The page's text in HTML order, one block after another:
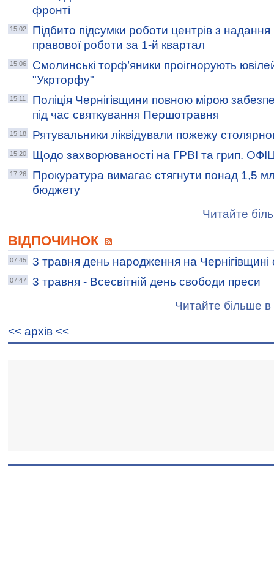
фронті
15:02
Підбито підсумки роботи центрів з надання
правової роботи за 1-й квартал
15:06
Смолинські торф’яники проігнорують
"Укрторфу"
15:11
Поліція Чернігівщини повною мірою
під час святкування Першотравня
15:18 Рятувальники ліквідували пожежу
15:20 Щодо захворюваності на ГРВІ та грип.
17:26
Прокуратура вимагає стягнути понад 1,5
бюджету
Читайте
ВІДПОЧИНОК
07:45 3 травня день народження на Чернігівщині
07:47
3 травня - Всесвітній день свободи преси
Читайте більше в
<< архiв <<